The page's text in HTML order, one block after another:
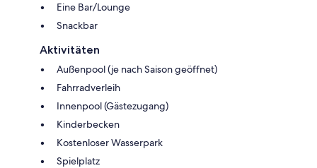
Eine Bar/Lounge
Snackbar
Aktivitäten
Außenpool (je nach Saison geöffnet)
Fahrradverleih
Innenpool (Gästezugang)
Kinderbecken
Kostenloser Wasserpark
Spielplatz